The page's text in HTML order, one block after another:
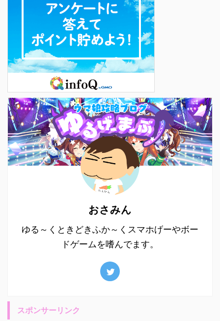
おさみん
ゆる～くときどきふか～くスマホげーやボー
ドゲームを嗜んでます。
スポンサーリンク